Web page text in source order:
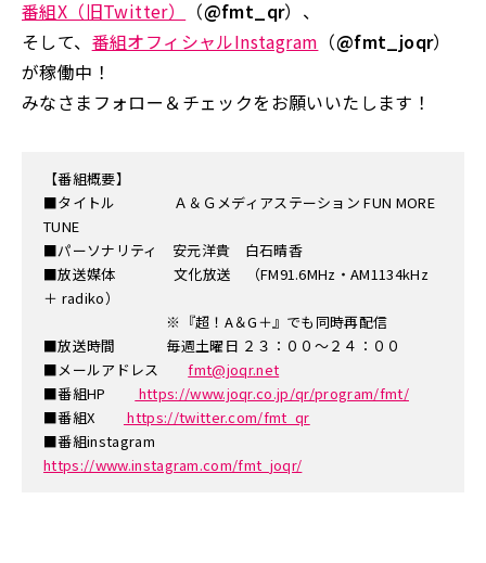
番組X（旧Twitter） （@fmt_qr）、
そして、 番組オフィシャルInstagram （@fmt_joqr）
が稼働中！
みなさまフォロー＆チェックをお願いいたします！
【番組概要】
■タイトル Ａ＆Ｇメディアステーション FUN MORE
TUNE
■パーソナリティ 安元洋貴 白石晴香
■放送媒体 文化放送 （FM91.6MHz・AM1134kHz
＋ radiko）
※『超！A＆G＋』でも同時再配信
■放送時間 毎週土曜日 ２３：００～２４：００
■メールアドレスfmt@joqr.net
■番組HP
https://www.joqr.co.jp/qr/program/fmt/
■番組X
https://twitter.com/fmt_qr
■番組instagram
https://www.instagram.com/fmt_joqr/